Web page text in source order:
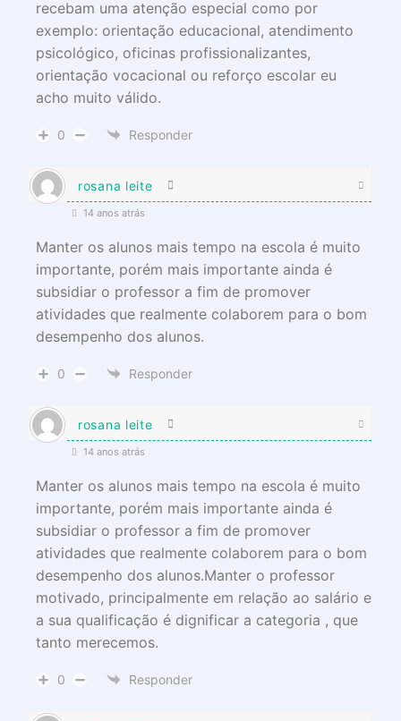
recebam uma atenção especial como por
exemplo: orientação educacional, atendimento
psicológico, oficinas profissionalizantes,
orientação vocacional ou reforço escolar eu
acho muito válido.
0 Responder
rosana leite
14 anos atrás
Manter os alunos mais tempo na escola é muito
importante, porém mais importante ainda é
subsidiar o professor a fim de promover
atividades que realmente colaborem para o bom
desempenho dos alunos.
0 Responder
rosana leite
14 anos atrás
Manter os alunos mais tempo na escola é muito
importante, porém mais importante ainda é
subsidiar o professor a fim de promover
atividades que realmente colaborem para o bom
desempenho dos alunos.Manter o professor
motivado, principalmente em relação ao salário e
a sua qualificação é dignificar a categoria , que
tanto merecemos.
0 Responder